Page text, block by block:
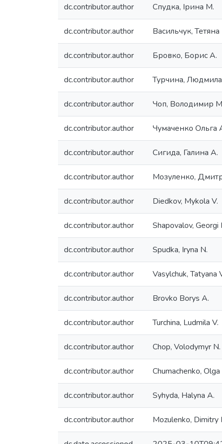
dc.contributor.author Спудка, Ірина М.
dc.contributor.author Васильчук, Тетяна
dc.contributor.author Бровко, Борис А.
dc.contributor.author Турчина,
dc.contributor.author Чоп, Володимир
dc.contributor.author Чумаченко Ольга
dc.contributor.author Сигида, Галина А.
dc.contributor.author Мозуленко,
dc.contributor.author Diedkov, Mykola V.
dc.contributor.author Shapovalov, Georgi
dc.contributor.author Spudka, Iryna N.
dc.contributor.author Vasylchuk, Tatyana
dc.contributor.author Brovko Borys A.
dc.contributor.author Turchina, Ludmila V.
dc.contributor.author Chop, Volodymyr N.
dc.contributor.author Chumachenko, Olga
dc.contributor.author Syhyda, Halyna A.
dc.contributor.author Mozulenko, Dimitry